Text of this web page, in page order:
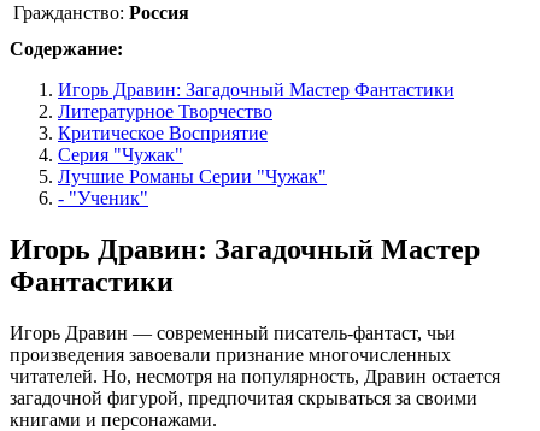
Гражданство: Россия
Содержание:
Игорь Дравин: Загадочный Мастер Фантастики
Литературное Творчество
Критическое Восприятие
Серия "Чужак"
Лучшие Романы Серии "Чужак"
- "Ученик"
Игорь Дравин: Загадочный Мастер
Фантастики
Игорь Дравин — современный писатель-фантаст, чьи
произведения завоевали признание многочисленных
читателей. Но, несмотря на популярность, Дравин остается
загадочной фигурой, предпочитая скрываться за своими
книгами и персонажами.